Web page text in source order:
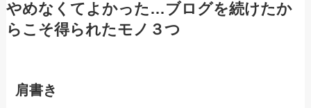
やめなくてよかった…ブログを続けたか
らこそ得られたモノ３つ
肩書き